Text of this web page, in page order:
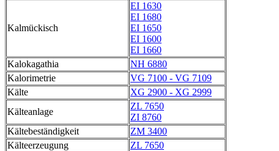
Kalmückisch
EI 1630
EI 1680
EI 1650
EI 1600
EI 1660
Kalokagathia
NH 6880
Kalorimetrie
VG 7100 - VG 7109
Kälte
XG 2900 - XG 2999
Kälteanlage
ZL 7650
ZI 8760
Kältebeständigkeit
ZM 3400
Kälteerzeugung
ZL 7650